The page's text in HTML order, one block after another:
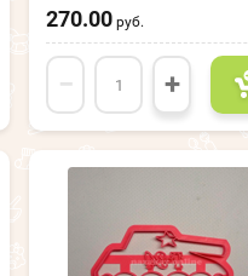
270.00 руб.
− +